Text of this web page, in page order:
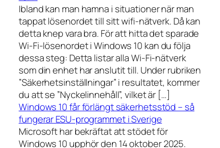
Ibland kan man hamna i situationer när man
tappat lösenordet till sitt wifi-nätverk. Då kan
detta knep vara bra. För att hitta det sparade
Wi-Fi-lösenordet i Windows 10 kan du följa
dessa steg: Detta listar alla Wi-Fi-nätverk
som din enhet har anslutit till. Under rubriken
”Säkerhetsinställningar” i resultatet, kommer
du att se ”Nyckelinnehåll”, vilket är […]
Windows 10 får förlängt säkerhetsstöd – så
fungerar ESU-programmet i Sverige
Microsoft har bekräftat att stödet för
Windows 10 upphör den 14 oktober 2025.